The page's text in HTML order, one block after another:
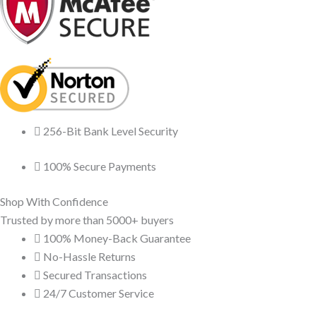
256-Bit Bank Level Security
100% Secure Payments
Shop With Confidence
Trusted by more than 5000+ buyers
100% Money-Back Guarantee
No-Hassle Returns
Secured Transactions
24/7 Customer Service